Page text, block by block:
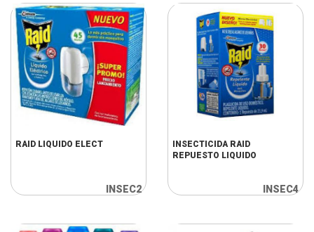
RAID LIQUIDO ELECT
INSEC2
INSECTICIDA RAID
REPUESTO LIQUIDO
INSEC4